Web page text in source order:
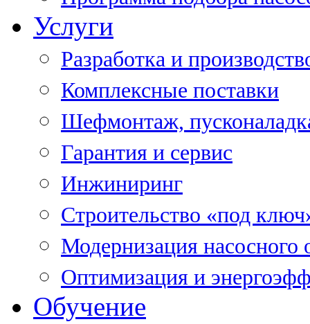
Услуги
Разработка и
Комплексные поставки
Шефмонтаж,
Гарантия и сервис
Инжиниринг
Строительство «под
Модернизация насосного
Оптимизация и
Обучение